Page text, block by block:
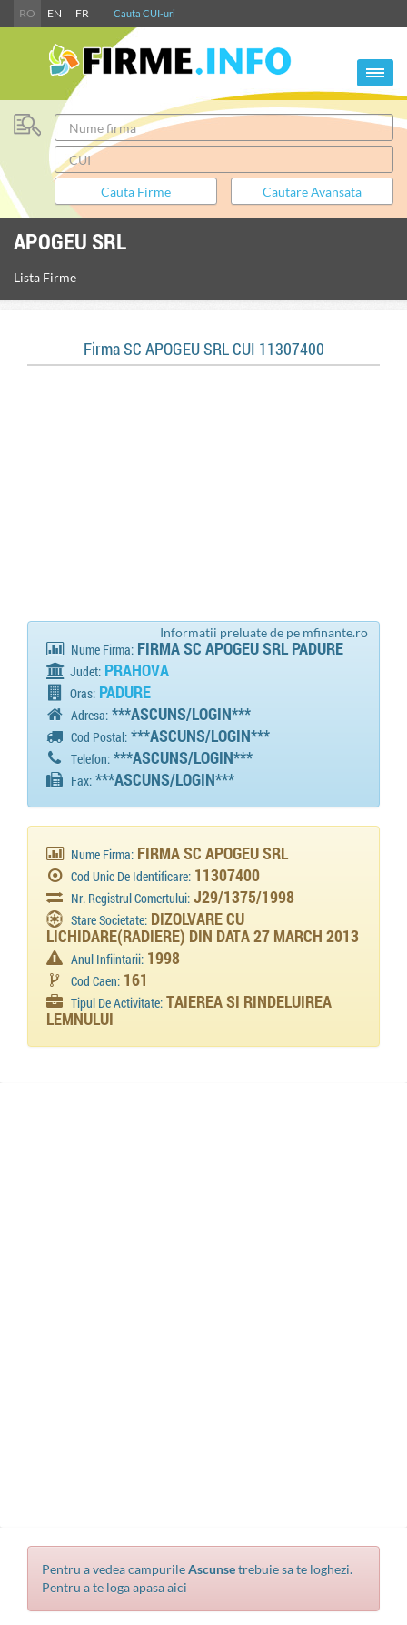
RO EN FR Cauta CUI-uri
APOGEU SRL
Lista Firme
Firma SC APOGEU SRL CUI 11307400
Informatii preluate de pe mfinante.ro
Nume Firma: FIRMA SC APOGEU SRL PADURE
Judet: PRAHOVA
Oras: PADURE
Adresa: ***ASCUNS/LOGIN***
Cod Postal: ***ASCUNS/LOGIN***
Telefon: ***ASCUNS/LOGIN***
Fax: ***ASCUNS/LOGIN***
Nume Firma: FIRMA SC APOGEU SRL
Cod Unic De Identificare: 11307400
Nr. Registrul Comertului: J29/1375/1998
Stare Societate: DIZOLVARE CU
LICHIDARE(RADIERE) DIN DATA 27 MARCH 2013
Anul Infiintarii: 1998
Cod Caen: 161
Tipul De Activitate: TAIEREA SI RINDELUIREA
LEMNULUI
Pentru a vedea campurileAscunsetrebuie sa te loghezi.
Pentru a te loga apasa aici